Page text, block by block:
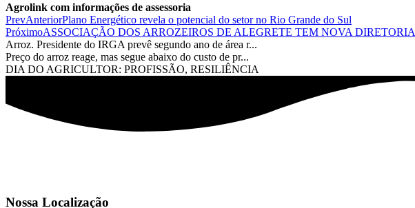
Agrolink com informações de assessoria
PrevAnteriorPlano Energético revela o potencial do setor no Rio Grande do Sul
PróximoASSOCIAÇÃO DOS ARROZEIROS DE ALEGRETE TEM NOVA DIRETORIA
Arroz. Presidente do IRGA prevê segundo ano de área r...
Preço do arroz reage, mas segue abaixo do custo de pr...
DIA DO AGRICULTOR: PROFISSÃO, RESILIÊNCIA
Nossa Localização